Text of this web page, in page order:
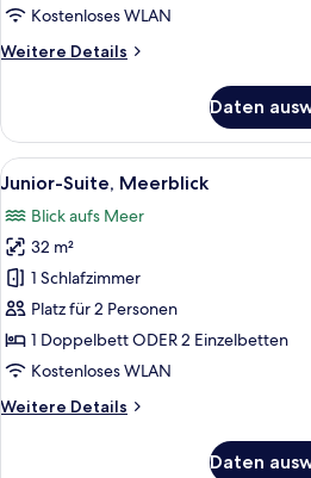
Kostenloses WLAN
Weitere Details
Weitere
Doppelzimmer
Daten
Alle
Fotos
für
Junior-
Suite,
Meerblick
anzeigen
Ein
6
Junior-Suite, Meerblick
Blick aufs Meer
32 m²
1 Schlafzimmer
Platz für 2 Personen
1 Doppelbett ODER 2 Einzelbetten
Kostenloses WLAN
Weitere Details
Weitere
Daten